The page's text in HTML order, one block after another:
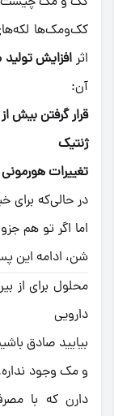
کک‌ومک‌ها
اثر افزایش
آن:
قرار گرفتن بیش
ژنتیک
تغییرات هورمونی
در حالی‌که برای
اما اگر تو هم
شن، ادامه
محلول برای از
دارویی
بیایید صادق
و مک وجود
دارن که با